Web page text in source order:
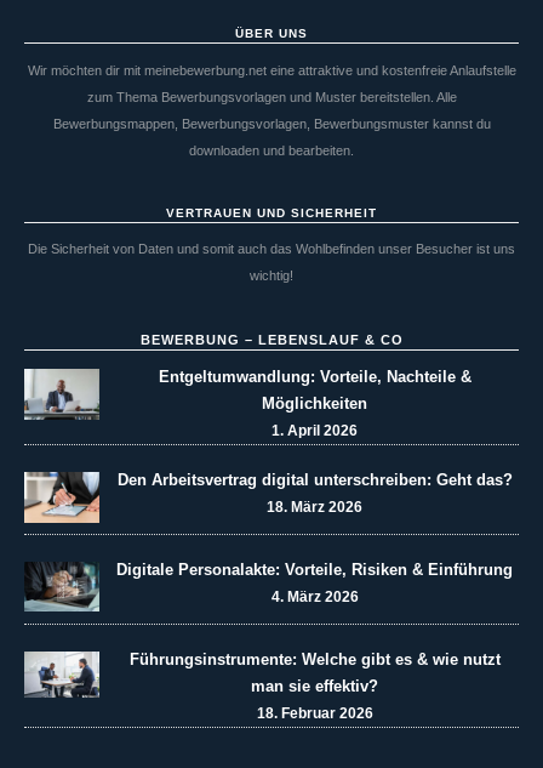
ÜBER UNS
Wir möchten dir mit meinebewerbung.net eine attraktive und kostenfreie Anlaufstelle
zum Thema Bewerbungsvorlagen und Muster bereitstellen. Alle
Bewerbungsmappen, Bewerbungsvorlagen, Bewerbungsmuster kannst du
downloaden und bearbeiten.
VERTRAUEN UND SICHERHEIT
Die Sicherheit von Daten und somit auch das Wohlbefinden unser Besucher ist uns
wichtig!
BEWERBUNG – LEBENSLAUF & CO
Entgeltumwandlung: Vorteile, Nachteile &
Möglichkeiten
1. April 2026
Den Arbeitsvertrag digital unterschreiben: Geht das?
18. März 2026
Digitale Personalakte: Vorteile, Risiken & Einführung
4. März 2026
Führungsinstrumente: Welche gibt es & wie nutzt
man sie effektiv?
18. Februar 2026